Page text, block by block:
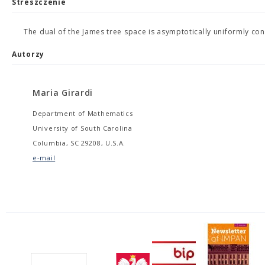
Streszczenie
The dual of the James tree space is asymptotically uniformly
Autorzy
Maria Girardi
Department of Mathematics
University of South Carolina
Columbia, SC 29208, U.S.A.
e-mail